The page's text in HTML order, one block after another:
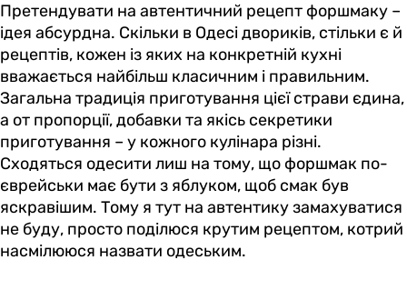
Претендувати на автентичний рецепт форшмаку –
ідея абсурдна. Скільки в Одесі двориків, стільки є й
рецептів, кожен із яких на конкретній кухні
вважається найбільш класичним і правильним.
Загальна традиція приготування цієї страви єдина,
а от пропорції, добавки та якісь секретики
приготування – у кожного кулінара різні.
Сходяться одесити лиш на тому, що форшмак по-
єврейськи має бути з яблуком, щоб смак був
яскравішим. Тому я тут на автентику замахуватися
не буду, просто поділюся крутим рецептом, котрий
насмілююся назвати одеським.